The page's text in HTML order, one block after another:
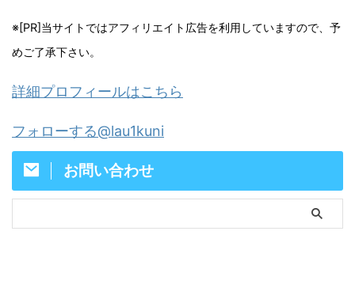
※[PR]当サイトではアフィリエイト広告を利用していますので、予
めご了承下さい。
詳細プロフィールはこちら
フォローする@lau1kuni
お問い合わせ